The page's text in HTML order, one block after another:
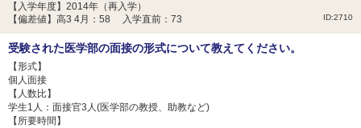
【入学年度】2014年（再入学）
【偏差値】高3 4月：58 入学直前：73
ID:2710
受験された医学部の面接の形式について教えてください。
【形式】
個人面接
【人数比】
学生1人：面接官3人(医学部の教授、助教など)
【所要時間】